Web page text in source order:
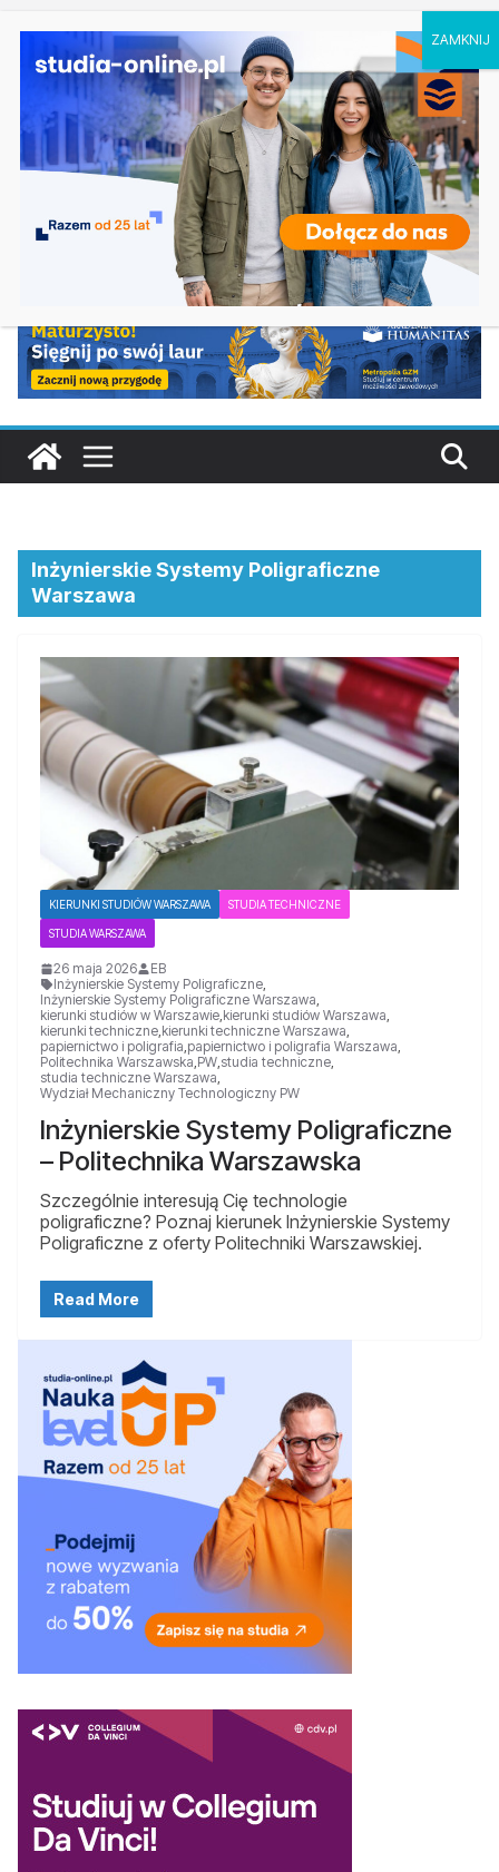
Ostatnie
wpisy:
Elektroniczne przetwarzanie informacji w
Krakowie
Prawo w Łomży
Pedagogika przedszkolna i wczesnoszkolna w
Skierniewicach
Kosmetologia w Opolu
Logistyka – studia inżynierskie na Uniwersytecie
Szczecińskim
Inżynierskie Systemy Poligraficzne
Warszawa
KIERUNKI STUDIÓW WARSZAWA STUDIA TECHNICZNE
STUDIA WARSZAWA
26 maja 2026
EB
Inżynierskie Systemy Poligraficzne,
Inżynierskie Systemy Poligraficzne Warszawa,
kierunki studiów w Warszawie,kierunki studiów Warszawa,
kierunki techniczne,kierunki techniczne Warszawa,
papiernictwo i poligrafia,papiernictwo i poligrafia Warszawa,
Politechnika Warszawska,PW,studia techniczne,
studia techniczne Warszawa,
Wydział Mechaniczny Technologiczny PW
Inżynierskie Systemy Poligraficzne
– Politechnika Warszawska
Szczególnie interesują Cię technologie
poligraficzne? Poznaj kierunek Inżynierskie Systemy
Poligraficzne z oferty Politechniki Warszawskiej.
Read More